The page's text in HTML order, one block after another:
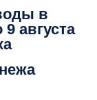
в
августа